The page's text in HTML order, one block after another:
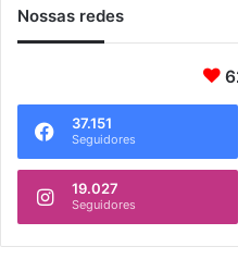
Nossas redes
37.151
Seguidores
19.027
Seguidores